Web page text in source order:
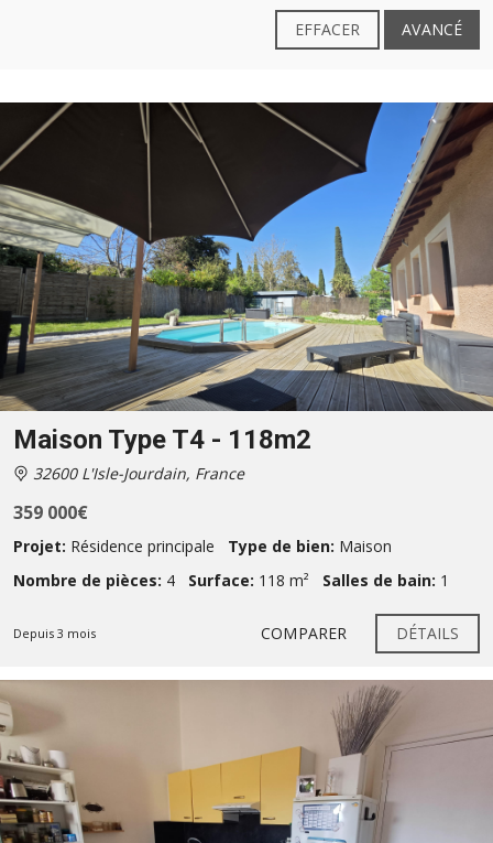
EFFACER AVANCÉ
Maison Type T4 - 118m2
32600 L'Isle-Jourdain, France
359 000€
Projet: Résidence principale Type de bien: Maison
Nombre de pièces: 4 Surface: 118 m² Salles de bain: 1
Depuis 3 mois COMPARER DÉTAILS